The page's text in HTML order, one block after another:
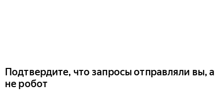
Подтвердите, что запросы отправляли вы, а
не робот